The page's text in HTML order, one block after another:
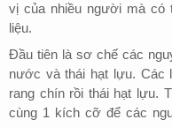
vị của nhiều người mà có
liệu.
Đầu tiên là sơ chế các
nước và thái hạt lựu. Các
rang chín rồi thái hạt lựu.
cùng 1 kích cỡ để các